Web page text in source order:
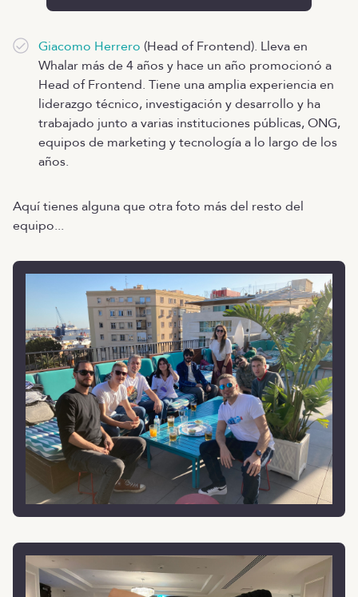
Giacomo Herrero (Head of Frontend). Lleva en
Whalar más de 4 años y hace un año promocionó a
Head of Frontend. Tiene una amplia experiencia en
liderazgo técnico, investigación y desarrollo y ha
trabajado junto a varias instituciones públicas, ONG,
equipos de marketing y tecnología a lo largo de los
años.
Aquí tienes alguna que otra foto más del resto del
equipo...